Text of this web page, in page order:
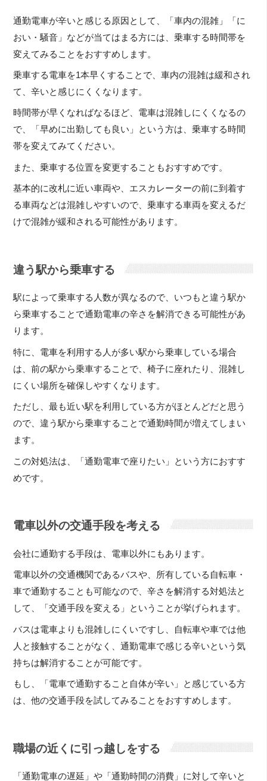
通勤電車が辛いと感じる原因として、「車内の混雑」「に
おい・騒音」などが当てはまる方には、乗車する時間帯を
変えてみることをおすすめします。
乗車する電車を1本早くすることで、車内の混雑は緩和され
て、辛いと感じにくくなります。
時間帯が早くなればなるほど、電車は混雑しにくくなるの
で、「早めに出勤しても良い」という方は、乗車する時間
帯を変えてみてください。
また、乗車する位置を変更することもおすすめです。
基本的に改札に近い車両や、エスカレーターの前に到着す
る車両などは混雑しやすいので、乗車する車両を変えるだ
けで混雑が緩和される可能性があります。
違う駅から乗車する
駅によって乗車する人数が異なるので、いつもと違う駅か
ら乗車することで通勤電車の辛さを解消できる可能性があ
ります。
特に、電車を利用する人が多い駅から乗車している場合
は、前の駅から乗車することで、椅子に座れたり、混雑し
にくい場所を確保しやすくなります。
ただし、最も近い駅を利用している方がほとんどだと思う
ので、違う駅から乗車することで通勤時間が増えてしまい
ます。
この対処法は、「通勤電車で座りたい」という方におすす
めです。
電車以外の交通手段を考える
会社に通勤する手段は、電車以外にもあります。
電車以外の交通機関であるバスや、所有している自転車・
車で通勤することも可能なので、辛さを解消する対処法と
して、「交通手段を変える」ということが挙げられます。
バスは電車よりも混雑しにくいですし、自転車や車では他
人と接触することがなく、通勤電車で感じる辛いという気
持ちは解消することが可能です。
もし、「電車で通勤すること自体が辛い」と感じている方
は、他の交通手段を試してみることをおすすめします。
職場の近くに引っ越しをする
「通勤電車の遅延」や「通勤時間の消費」に対して辛いと